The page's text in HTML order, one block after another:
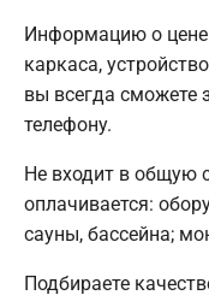
Информацию о
каркаса,
вы всегда сможете
телефону.
Не входит в общую
оплачивается:
сауны, бассейна;
Подбираете